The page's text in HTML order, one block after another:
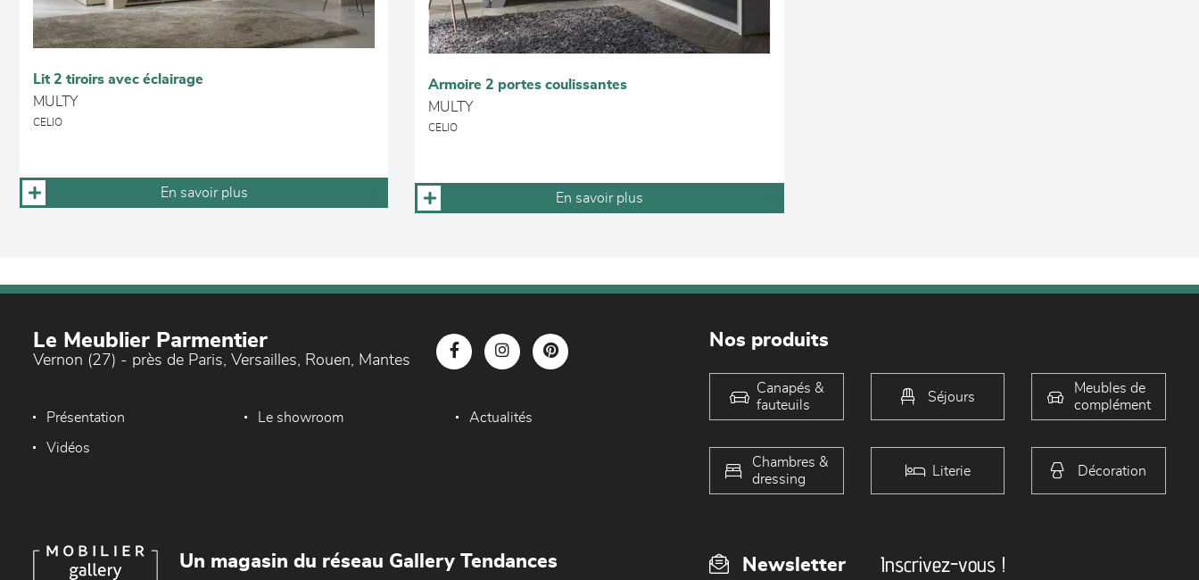
Lit 2 tiroirs avec éclairage
MULTY
CELIO
En savoir plus
Armoire 2 portes coulissantes
MULTY
CELIO
En savoir plus
Le Meublier Parmentier
Vernon (27) - près de Paris, Versailles, Rouen, Mantes
Présentation Le showroom Actualités
Vidéos
Nos produits
Canapés &
fauteuils
Séjours
Meubles de
complément
Chambres &
dressing
Literie Décoration
Newsletter Inscrivez-vous !
Un magasin du réseau Gallery Tendances